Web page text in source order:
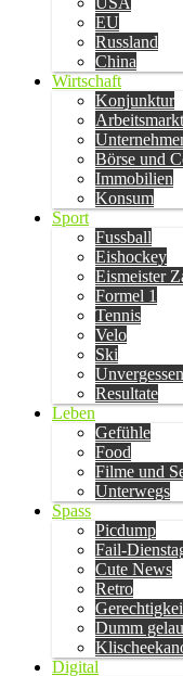
EU
Russland
China
Wirtschaft
Konjunktur
Arbeitsmarkt
Börse und
Immobilien
Konsum
Sport
Fussball
Eishockey
Eismeister
Formel 1
Tennis
Velo
Ski
Unvergessen
Resultate
Leben
Gefühle
Food
Filme und
Unterwegs
Spass
Picdump
Fail-
Cute News
Retro
Dumm
Digital